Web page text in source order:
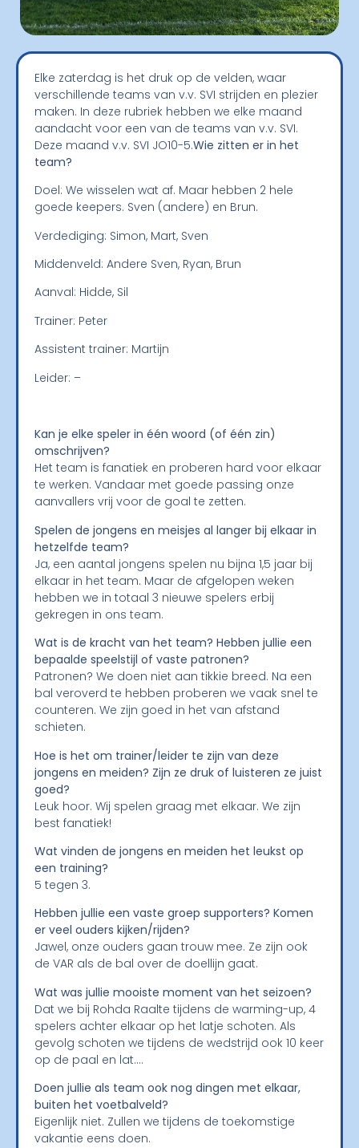
Elke zaterdag is het druk op de velden, waar
verschillende teams van v.v. SVI strijden en plezier
maken. In deze rubriek hebben we elke maand
aandacht voor een van de teams van v.v. SVI.
Deze maand v.v. SVI JO10-5.Wie zitten er in het
team?
Doel: We wisselen wat af. Maar hebben 2 hele
goede keepers. Sven (andere) en Brun.
Verdediging: Simon, Mart, Sven
Middenveld: Andere Sven, Ryan, Brun
Aanval: Hidde, Sil
Trainer: Peter
Assistent trainer: Martijn
Leider: –
Kan je elke speler in één woord (of één zin)
omschrijven?
Het team is fanatiek en proberen hard voor elkaar
te werken. Vandaar met goede passing onze
aanvallers vrij voor de goal te zetten.
Spelen de jongens en meisjes al langer bij elkaar in
hetzelfde team?
Ja, een aantal jongens spelen nu bijna 1,5 jaar bij
elkaar in het team. Maar de afgelopen weken
hebben we in totaal 3 nieuwe spelers erbij
gekregen in ons team.
Wat is de kracht van het team? Hebben jullie een
bepaalde speelstijl of vaste patronen?
Patronen? We doen niet aan tikkie breed. Na een
bal veroverd te hebben proberen we vaak snel te
counteren. We zijn goed in het van afstand
schieten.
Hoe is het om trainer/leider te zijn van deze
jongens en meiden? Zijn ze druk of luisteren ze juist
goed?
Leuk hoor. Wij spelen graag met elkaar. We zijn
best fanatiek!
Wat vinden de jongens en meiden het leukst op
een training?
5 tegen 3.
Hebben jullie een vaste groep supporters? Komen
er veel ouders kijken/rijden?
Jawel, onze ouders gaan trouw mee. Ze zijn ook
de VAR als de bal over de doellijn gaat.
Wat was jullie mooiste moment van het seizoen?
Dat we bij Rohda Raalte tijdens de warming-up, 4
spelers achter elkaar op het latje schoten. Als
gevolg schoten we tijdens de wedstrijd ook 10 keer
op de paal en lat….
Doen jullie als team ook nog dingen met elkaar,
buiten het voetbalveld?
Eigenlijk niet. Zullen we tijdens de toekomstige
vakantie eens doen.